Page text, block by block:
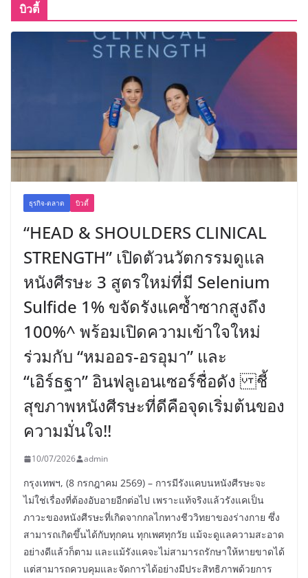
บิวตี้
ธุรกิจ-ตลาด บิวตี้
“HEAD & SHOULDERS CLINICAL
STRENGTH” เปิดตัวนวัตกรรมดูแล
หนังศีรษะ 3 สูตรใหม่ที่มี Selenium
Sulfide 1% ขจัดรังแคซ้ำซากสูงถึง
100%^ พร้อมเปิดความเข้าใจใหม่
ร่วมกับ “หมออร-อรอุมา” และ
“เอิร์ธฐา” อินฟลูเอนเซอร์ชื่อดัง ชี้
สุขภาพหนังศีรษะที่ดีคือจุดเริ่มต้นของ
ความมั่นใจ!!
10/07/2026 admin
กรุงเทพฯ, (8 กรกฎาคม 2569) – การมีรังแคบนหนังศีรษะจะ
ไม่ใช่เรื่องที่ต้องอับอายอีกต่อไป เพราะแท้จริงแล้วรังแคเป็น
ภาวะของหนังศีรษะที่เกิดจากกลไกทางชีววิทยาของร่างกาย ซึ่ง
สามารถเกิดขึ้นได้กับทุกคน ทุกเพศทุกวัย แม้จะดูแลความสะอาด
อย่างดีแล้วก็ตาม และแม้รังแคจะไม่สามารถรักษาให้หายขาดได้
แต่สามารถควบคุมและจัดการได้อย่างมีประสิทธิภาพด้วยการ